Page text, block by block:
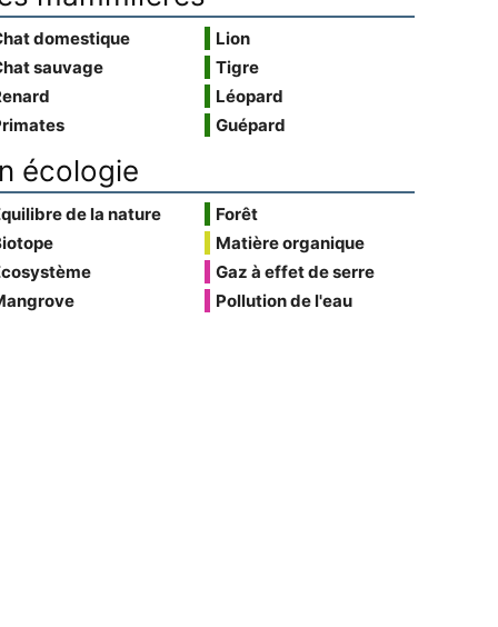
domestique
sauvage
Lion
Tigre
Léopard
Guépard
écologie
de la nature
Forêt
Matière organique
Gaz à effet de serre
Pollution de l'eau